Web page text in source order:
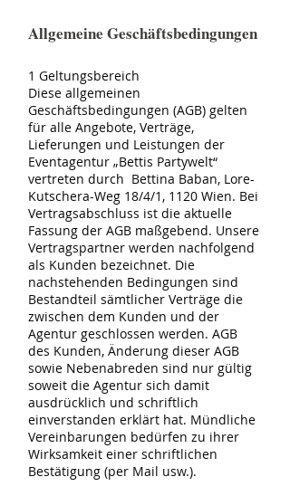
Allgemeine Geschäftsbedingungen
1 Geltungsbereich
Diese allgemeinen
Geschäftsbedingungen (AGB) gelten
für alle Angebote, Verträge,
Lieferungen und Leistungen der
Eventagentur „Bettis Partywelt“
vertreten durch Bettina Baban, Lore-
Kutschera-Weg 18/4/1, 1120 Wien. Bei
Vertragsabschluss ist die aktuelle
Fassung der AGB maßgebend. Unsere
Vertragspartner werden nachfolgend
als Kunden bezeichnet. Die
nachstehenden Bedingungen sind
Bestandteil sämtlicher Verträge die
zwischen dem Kunden und der
Agentur geschlossen werden. AGB
des Kunden, Änderung dieser AGB
sowie Nebenabreden sind nur gültig
soweit die Agentur sich damit
ausdrücklich und schriftlich
einverstanden erklärt hat. Mündliche
Vereinbarungen bedürfen zu ihrer
Wirksamkeit einer schriftlichen
Bestätigung (per Mail usw.).